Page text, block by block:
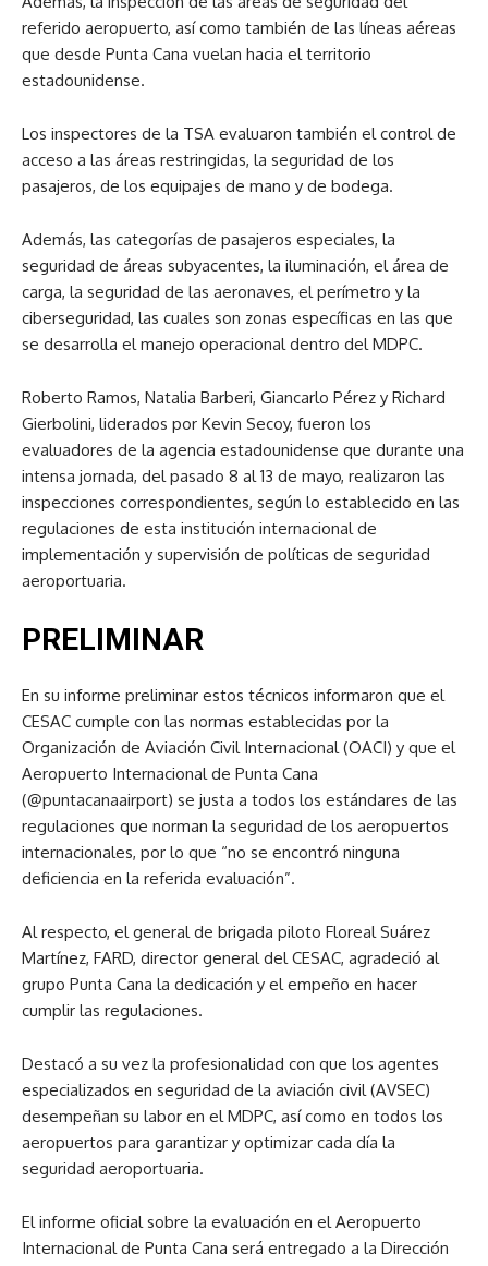
referido aeropuerto, así como también de las líneas aéreas
que desde Punta Cana vuelan hacia el territorio
estadounidense.
Los inspectores de la TSA evaluaron también el control de
acceso a las áreas restringidas, la seguridad de los
pasajeros, de los equipajes de mano y de bodega.
Además, las categorías de pasajeros especiales, la
seguridad de áreas subyacentes, la iluminación, el área de
carga, la seguridad de las aeronaves, el perímetro y la
ciberseguridad, las cuales son zonas específicas en las que
se desarrolla el manejo operacional dentro del MDPC.
Roberto Ramos, Natalia Barberi, Giancarlo Pérez y Richard
Gierbolini, liderados por Kevin Secoy, fueron los
evaluadores de la agencia estadounidense que durante una
intensa jornada, del pasado 8 al 13 de mayo, realizaron las
inspecciones correspondientes, según lo establecido en las
regulaciones de esta institución internacional de
implementación y supervisión de políticas de seguridad
aeroportuaria.
PRELIMINAR
En su informe preliminar estos técnicos informaron que el
CESAC cumple con las normas establecidas por la
Organización de Aviación Civil Internacional (OACI) y que el
Aeropuerto Internacional de Punta Cana
(@puntacanaairport) se justa a todos los estándares de las
regulaciones que norman la seguridad de los aeropuertos
internacionales, por lo que “no se encontró ninguna
deficiencia en la referida evaluación”.
Al respecto, el general de brigada piloto Floreal Suárez
Martínez, FARD, director general del CESAC, agradeció al
grupo Punta Cana la dedicación y el empeño en hacer
cumplir las regulaciones.
Destacó a su vez la profesionalidad con que los agentes
especializados en seguridad de la aviación civil (AVSEC)
desempeñan su labor en el MDPC, así como en todos los
aeropuertos para garantizar y optimizar cada día la
seguridad aeroportuaria.
El informe oficial sobre la evaluación en el Aeropuerto
Internacional de Punta Cana será entregado a la Dirección